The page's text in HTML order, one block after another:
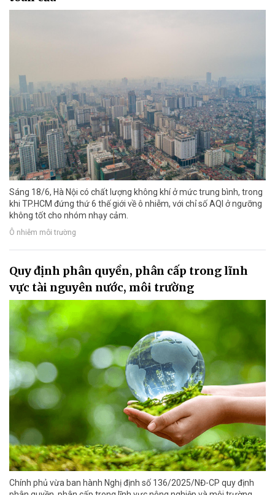
Sáng 18/6, Hà Nội có chất lượng không khí ở mức trung bình, trong
khi TP.HCM đứng thứ 6 thế giới về ô nhiễm, với chỉ số AQI ở ngưỡng
không tốt cho nhóm nhạy cảm.
Ô nhiễm môi trường
Quy định phân quyền, phân cấp trong lĩnh
vực tài nguyên nước, môi trường
Chính phủ vừa ban hành Nghị định số 136/2025/NĐ-CP quy định